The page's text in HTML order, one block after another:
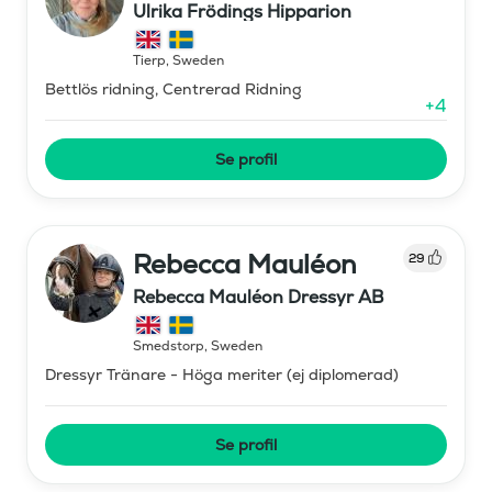
Ulrika Frödings Hipparion
Tierp, Sweden
Bettlös ridning, Centrerad Ridning
+4
Se profil
Rebecca Mauléon 29
Rebecca Mauléon Dressyr AB
Smedstorp, Sweden
Dressyr Tränare - Höga meriter (ej diplomerad)
Se profil